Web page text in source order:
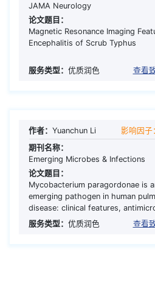
JAMA Neurology
论文题目：
Magnetic Resonance Imaging
Encephalitis of Scrub Typhus
服务类型： 优质润色 查看
作者： Yuanchun Li
影响因子
期刊名称：
Emerging Microbes & Infections
论文题目：
Mycobacterium paragordonae is
emerging pathogen in human
disease: clinical features,
susceptibility testing and
服务类型： 优质润色 查看